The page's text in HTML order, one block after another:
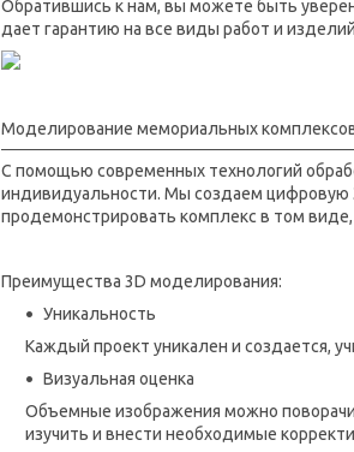
Обратившись к нам, вы можете быть
дает гарантию на все виды работ и
Моделирование мемориальных
С помощью современных технологий
индивидуальности. Мы создаем цифровую
продемонстрировать комплекс в том
Преимущества 3D моделирования:
Уникальность
Каждый проект уникален и создается,
Визуальная оценка
Объемные изображения можно
изучить и внести необходимые